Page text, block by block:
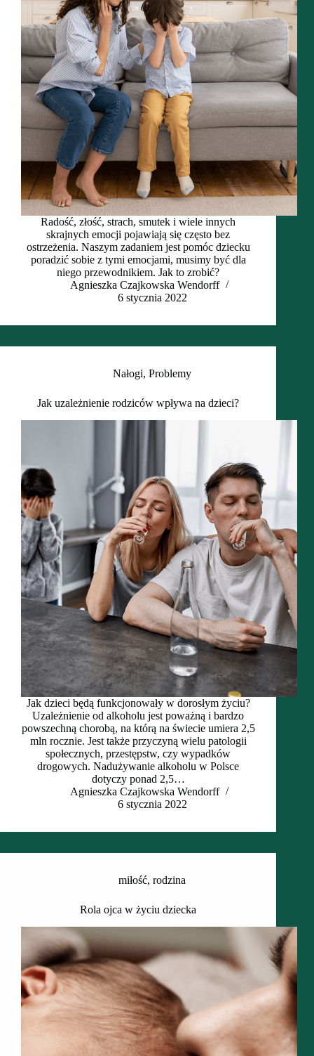
Radość, złość, strach, smutek i wiele innych
skrajnych emocji pojawiają się często bez
ostrzeżenia. Naszym zadaniem jest pomóc dziecku
poradzić sobie z tymi emocjami, musimy być dla
niego przewodnikiem. Jak to zrobić?
Agnieszka Czajkowska Wendorff
6 stycznia 2022
Nałogi,Problemy
Jak uzależnienie rodziców wpływa na dzieci?
Jak dzieci będą funkcjonowały w dorosłym życiu?
Uzależnienie od alkoholu jest poważną i bardzo
powszechną chorobą, na którą na świecie umiera 2,5
mln rocznie. Jest także przyczyną wielu patologii
społecznych, przestępstw, czy wypadków
drogowych. Nadużywanie alkoholu w Polsce
dotyczy ponad 2,5…
Agnieszka Czajkowska Wendorff
6 stycznia 2022
miłość,rodzina
Rola ojca w życiu dziecka